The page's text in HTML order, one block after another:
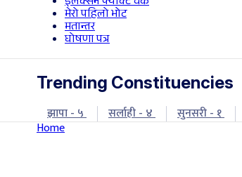
मेरो पहिलो भोट
मतान्तर
घोषणा पत्र
Trending Constituencies
झापा - ५ सर्लाही - ४ सुनसरी - १
Home